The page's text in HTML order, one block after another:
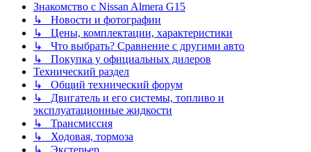
Знакомство с Nissan Almera G15
↳ Новости и фотографии
↳ Цены, комплектации, характеристики
↳ Что выбрать? Сравнение с другими авто
↳ Покупка у официальных дилеров
Технический раздел
↳ Общий технический форум
↳ Двигатель и его системы, топливо и
эксплуатационные жидкости
↳ Трансмиссия
↳ Ходовая, тормоза